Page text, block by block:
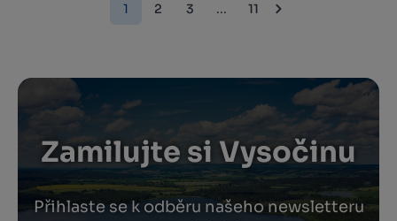
1 2 3 ... 11
Zamilujte si Vysočinu
Přihlaste se k odběru našeho newsletteru